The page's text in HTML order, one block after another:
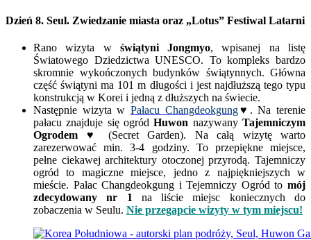
Dzień 8. Seul. Zwiedzanie miasta oraz „Lotus” Festiwal Latarni
Rano wizyta w świątyni Jongmyo, wpisanej na listę
Światowego Dziedzictwa UNESCO. To kompleks bardzo
skromnie wykończonych budynków świątynnych. Główna
część świątyni ma 101 m długości i jest najdłuższą tego typu
konstrukcją w Korei i jedną z dłuższych na świecie.
Następnie wizyta w Pałacu Changdeokgung♥ . Na terenie
pałacu znajduje się ogródHuwon nazywanyTajemniczym
Ogrodem ♥
(Secret Garden). Na całą wizytę warto
zarezerwować min. 3-4 godziny. To przepiękne miejsce,
pełne ciekawej architektury otoczonej przyrodą. Tajemniczy
ogród to magiczne miejsce, jedno z najpiękniejszych w
mieście. Pałac Changdeokgung i Tejemniczy Ogród to mój
zdecydowany nr 1 na liście miejsc koniecznych do
zobaczenia w Seulu. Nie przegapcie wizyty w tym miejscu!